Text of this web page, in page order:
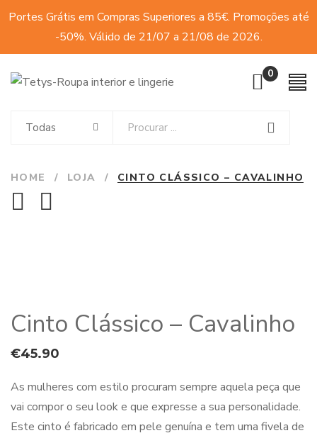
Portes Grátis em Compras Superiores a 85€. Promoções até
-50%. Válido de 21/07 a 21/08 de 2026.
0
Todas
HOME / LOJA / CINTO CLÁSSICO – CAVALINHO
Cinto Clássico – Cavalinho
€45.90
As mulheres com estilo procuram sempre aquela peça que
vai compor o seu look e que expresse a sua personalidade.
Este cinto é fabricado em pele genuína e tem uma fivela de